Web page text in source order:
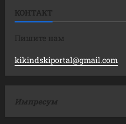
КОНТАКТ
Пишите нам
kikindskiportal@gmail.com
Импресум